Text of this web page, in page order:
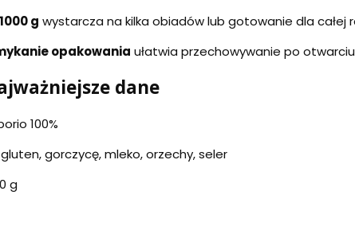
g wystarcza na kilka obiadów lub gotowanie dla całej
opakowania ułatwia przechowywanie po
dane
100%
gluten, gorczycę, mleko, orzechy, seler
g